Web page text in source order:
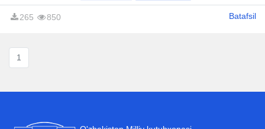
265 850 Batafsil
1